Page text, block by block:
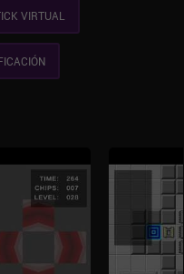
VIRTUAL